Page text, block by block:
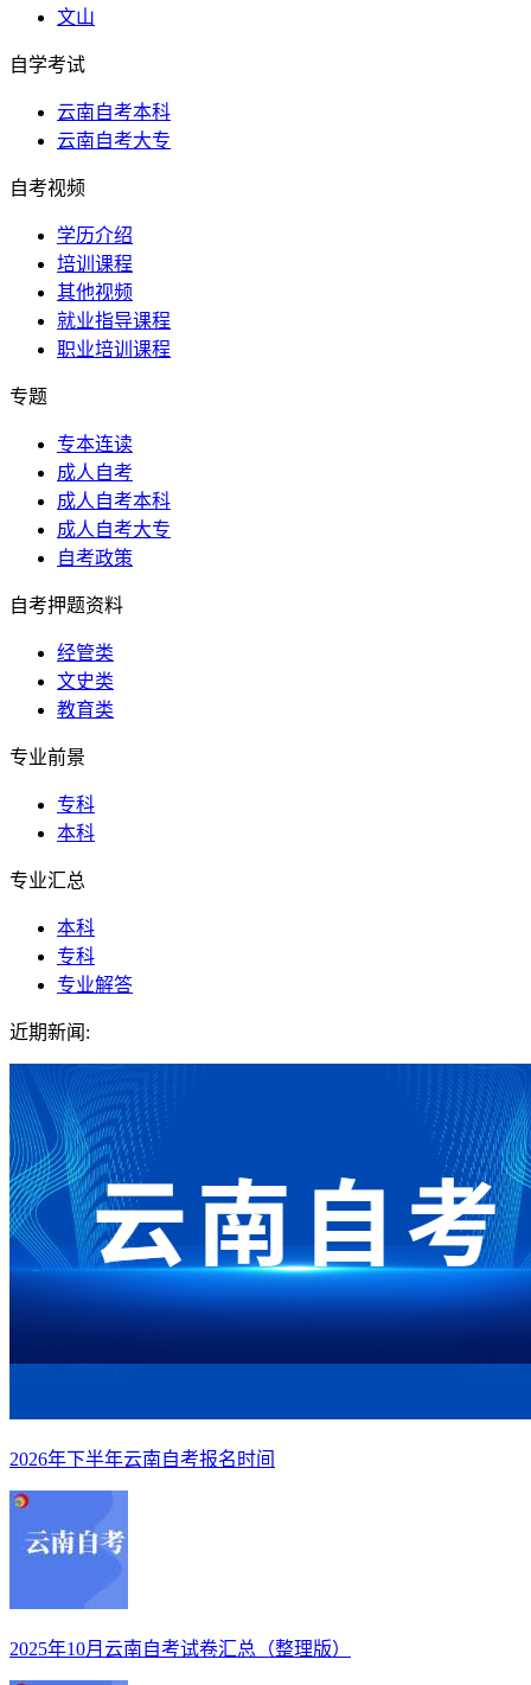
文山
自学考试
云南自考本科
云南自考大专
自考视频
学历介绍
培训课程
其他视频
就业指导课程
职业培训课程
专题
专本连读
成人自考
成人自考本科
成人自考大专
自考政策
自考押题资料
经管类
文史类
教育类
专业前景
专科
本科
专业汇总
本科
专科
专业解答
近期新闻:
2026年下半年云南自考报名时间
2025年10月云南自考试卷汇总（整理版）